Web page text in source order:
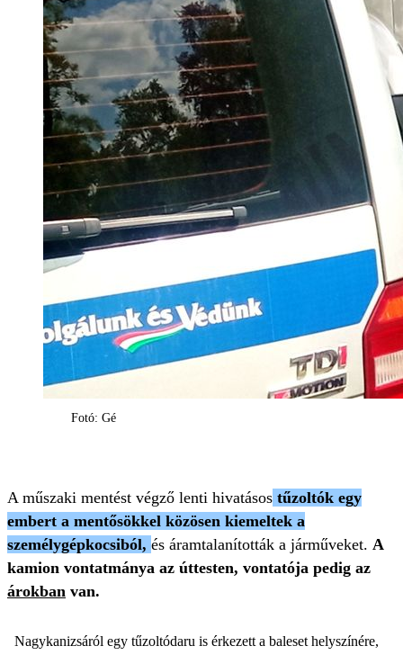
Fotó: Gé
A műszaki mentést végző lenti hivatásos tűzoltók egy
embert a mentősökkel közösen kiemeltek a
személygépkocsiból, és áramtalanították a járműveket. A
kamion vontatmánya az úttesten, vontatója pedig az
árokban van.
Nagykanizsáról egy tűzoltódaru is érkezett a baleset helyszínére,